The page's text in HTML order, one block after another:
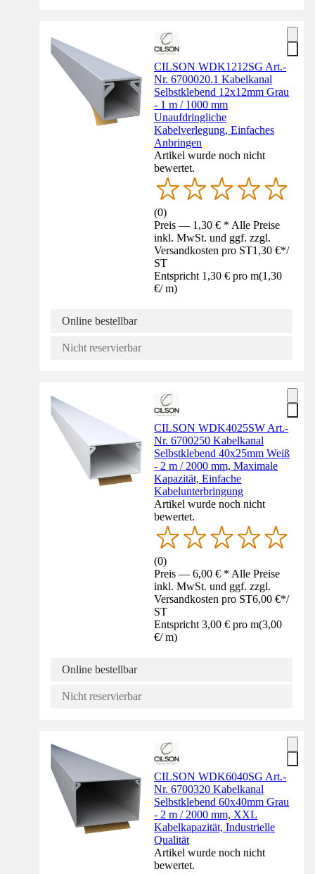
CILSON WDK1212SG Art.-
Nr. 6700020.1 Kabelkanal
Selbstklebend 12x12mm Grau
- 1 m / 1000 mm
Unaufdringliche
Kabelverlegung, Einfaches
Anbringen
Artikel wurde noch nicht
bewertet.
(0)
Preis — 1,30 € * Alle Preise
inkl. MwSt. und ggf. zzgl.
Versandkosten pro ST1,30 €*/
ST
Entspricht 1,30 € pro m(1,30
€/ m)
Online bestellbar
Nicht reservierbar
CILSON WDK4025SW Art.-
Nr. 6700250 Kabelkanal
Selbstklebend 40x25mm Weiß
- 2 m / 2000 mm, Maximale
Kapazität, Einfache
Kabelunterbringung
Artikel wurde noch nicht
bewertet.
(0)
Preis — 6,00 € * Alle Preise
inkl. MwSt. und ggf. zzgl.
Versandkosten pro ST6,00 €*/
ST
Entspricht 3,00 € pro m(3,00
€/ m)
Online bestellbar
Nicht reservierbar
CILSON WDK6040SG Art.-
Nr. 6700320 Kabelkanal
Selbstklebend 60x40mm Grau
- 2 m / 2000 mm, XXL
Kabelkapazität, Industrielle
Qualität
Artikel wurde noch nicht
bewertet.